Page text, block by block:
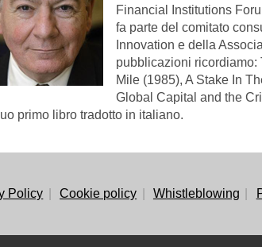
Financial Institutions
fa parte del comitato
Innovation e della
pubblicazioni ricordiamo:
Mile (1985), A Stake In
Global Capital and the
primo libro tradotto in italiano.
Policy Cookie policy Whistleblowing